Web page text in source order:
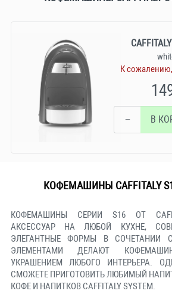
К
− В
КОФЕМАШИНЫ CAFFITALY
КОФЕМАШИНЫ СЕРИИ S16 ОТ
АКСЕССУАР НА ЛЮБОЙ КУХНЕ,
ЭЛЕГАНТНЫЕ ФОРМЫ В СОЧЕТАНИИ
ЭЛЕМЕНТАМИ ДЕЛАЮТ
УКРАШЕНИЕМ ЛЮБОГО ИНТЕРЬЕРА.
СМОЖЕТЕ ПРИГОТОВИТЬ ЛЮБИМЫЙ
КОФЕ И НАПИТКОВ CAFFITALY SYSTEM.